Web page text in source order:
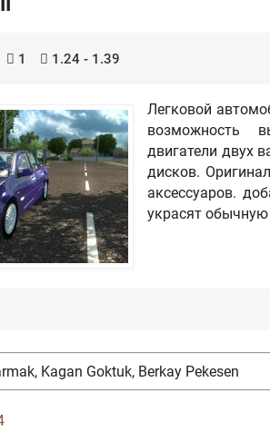
1 1.24 - 1.39
Легковой
возможность
двигатели двух
дисков.
аксессуаров.
украсят обычную
Kagan Goktuk, Berkay Pekesen